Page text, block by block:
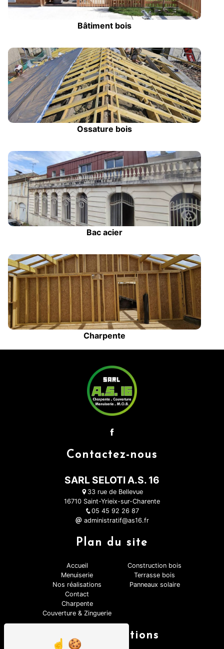
Bâtiment bois
Ossature bois
Bac acier
Charpente
Contactez-nous
SARL SELOTI A.S. 16
33 rue de Bellevue
16710 Saint-Yrieix-sur-Charente
05 45 92 26 87
administratif@as16.fr
Plan du site
Accueil
Menuiserie
Nos réalisations
Contact
Charpente
Couverture & Zinguerie
Construction bois
Terrasse bois
Panneaux solaire
Nos prestations